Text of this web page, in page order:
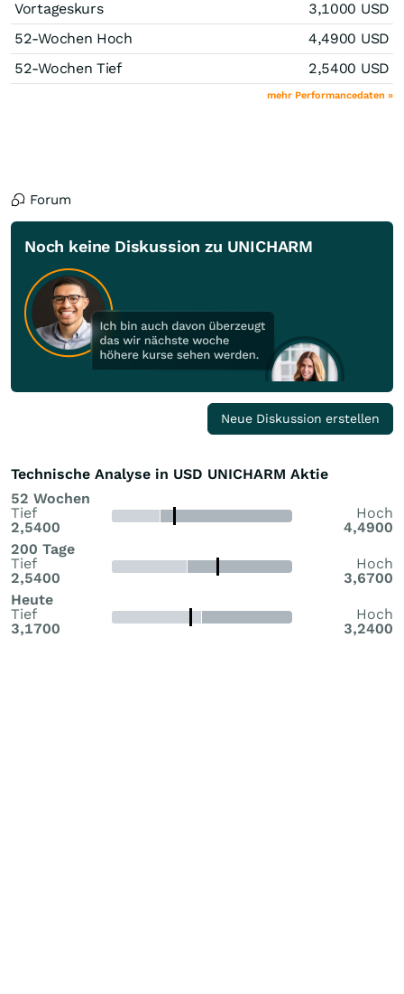
Vortageskurs 3,1000 USD
52-Wochen Hoch
4,4900 USD
52-Wochen Tief
2,5400 USD
mehr Performancedaten »
Forum
Noch keine Diskussion zu UNICHARM
Neue Diskussion erstellen
Technische Analyse in USD UNICHARM Aktie
52 Wochen
Tief
2,5400
Hoch
4,4900
200 Tage
Tief
2,5400
Hoch
3,6700
Heute
Tief
3,1700
Hoch
3,2400